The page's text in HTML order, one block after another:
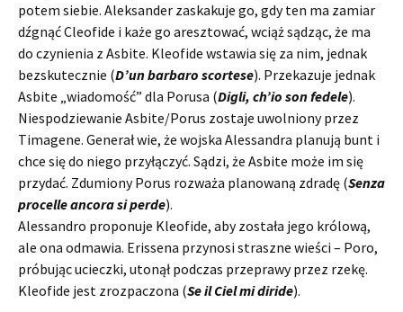
potem siebie. Aleksander zaskakuje go, gdy ten ma zamiar
dźgnąć Cleofide i każe go aresztować, wciąż sądząc, że ma
do czynienia z Asbite. Kleofide wstawia się za nim, jednak
bezskutecznie (D’un barbaro scortese). Przekazuje jednak
Asbite „wiadomość” dla Porusa (Digli, ch’io son fedele).
Niespodziewanie Asbite/Porus zostaje uwolniony przez
Timagene. Generał wie, że wojska Alessandra planują bunt i
chce się do niego przyłączyć. Sądzi, że Asbite może im się
przydać. Zdumiony Porus rozważa planowaną zdradę (Senza
procelle ancora si perde).
Alessandro proponuje Kleofide, aby została jego królową,
ale ona odmawia. Erissena przynosi straszne wieści – Poro,
próbując ucieczki, utonął podczas przeprawy przez rzekę.
Kleofide jest zrozpaczona (Se il Ciel mi diride).